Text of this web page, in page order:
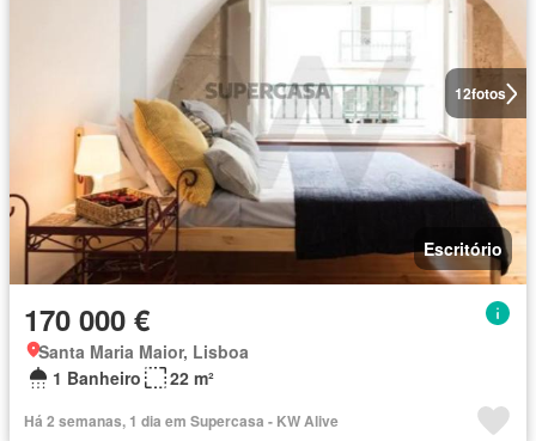
12fotos
Escritório
170 000 €
Santa Maria Maior, Lisboa
1 Banheiro
22 m²
Há 2 semanas, 1 dia em Supercasa - KW Alive